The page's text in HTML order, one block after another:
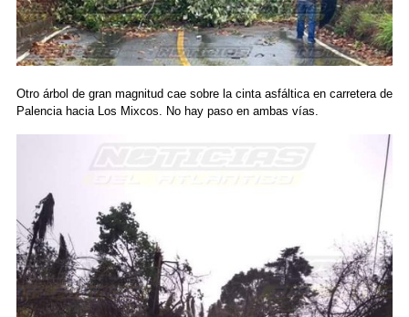
Otro árbol de gran magnitud cae sobre la cinta asfáltica en carretera de
Palencia hacia Los Mixcos. No hay paso en ambas vías.